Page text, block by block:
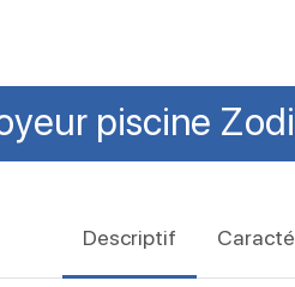
piscine
Descriptif